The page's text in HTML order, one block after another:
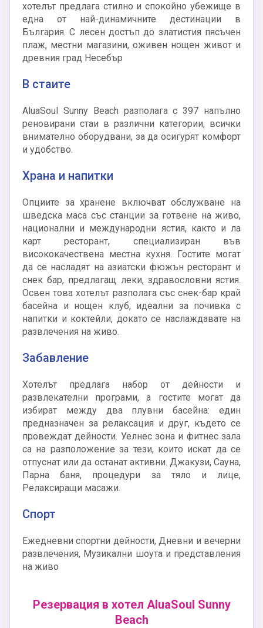
хотелът предлага стилно и спокойно убежище в
една от най-динамичните дестинации в
България. С лесен достъп до златистия пясъчен
плаж, местни магазини, оживен нощен живот и
древния град Несебър
В стаите
AluaSoul Sunny Beach разполага с 397 напълно
реновирани стаи в различни категории, всички
внимателно оборудвани, за да осигурят комфорт
и удобство.
Храна и напитки
Опциите за хранене включват обслужване на
шведска маса със станции за готвене на живо,
национални и международни ястия, както и ла
карт ресторант, специализиран във
висококачествена местна кухня. Гостите могат
да се насладят на азиатски фюжън ресторант и
снек бар, предлагащ леки, здравословни ястия.
Освен това хотелът разполага със снек-бар край
басейна и нощен клуб, идеални за почивка с
напитки и коктейли, докато се наслаждавате на
развлечения на живо.
Забавление
Хотелът предлага набор от дейности и
развлекателни програми, а гостите могат да
избират между два плувни басейна: един
предназначен за релаксация и друг, където се
провеждат дейности. Уелнес зона и фитнес зала
са на разположение за тези, които искат да се
отпуснат или да останат активни. Джакузи, Сауна,
Парна баня, процедури за тяло и лице,
Релаксиращи масажи.
Спорт
Ежедневни спортни дейности, Дневни и вечерни
развлечения, Музикални шоута и представления
на живо
Резервация в хотел AluaSoul Sunny
Beach